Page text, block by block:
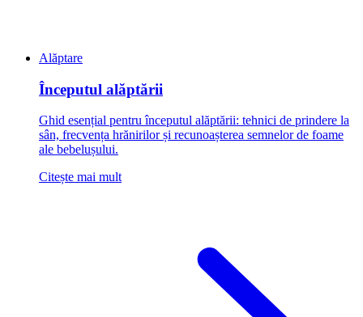
Alăptare
Începutul alăptării
Ghid esențial pentru începutul alăptării: tehnici de prindere la
sân, frecvența hrănirilor și recunoașterea semnelor de foame
ale bebelușului.
Citește mai mult